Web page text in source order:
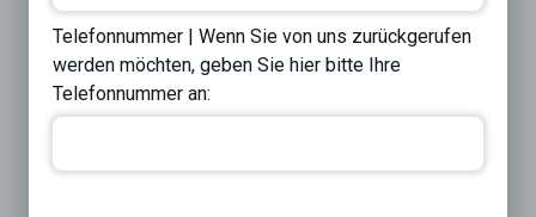
Telefonnummer | Wenn Sie von uns zurückgerufen
werden möchten, geben Sie hier bitte Ihre
Telefonnummer an: